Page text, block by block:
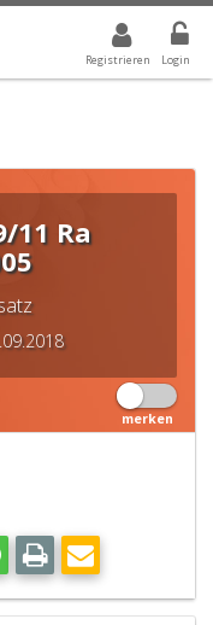
Registrieren Login
IST ALLE
11 Ra
merken